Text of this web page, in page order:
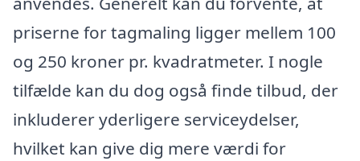
priserne for tagmaling ligger mellem 100
og 250 kroner pr. kvadratmeter. I nogle
tilfælde kan du dog også finde tilbud, der
inkluderer yderligere serviceydelser,
hvilket kan give dig mere værdi for